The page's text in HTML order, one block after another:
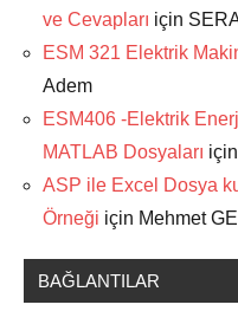
ve Cevapları için
ESM 321 Elektrik
Adem
ESM406 -Elektrik
MATLAB Dosyaları için
ASP ile Excel Dosya
Örneği için Mehmet
BAĞLANTILAR